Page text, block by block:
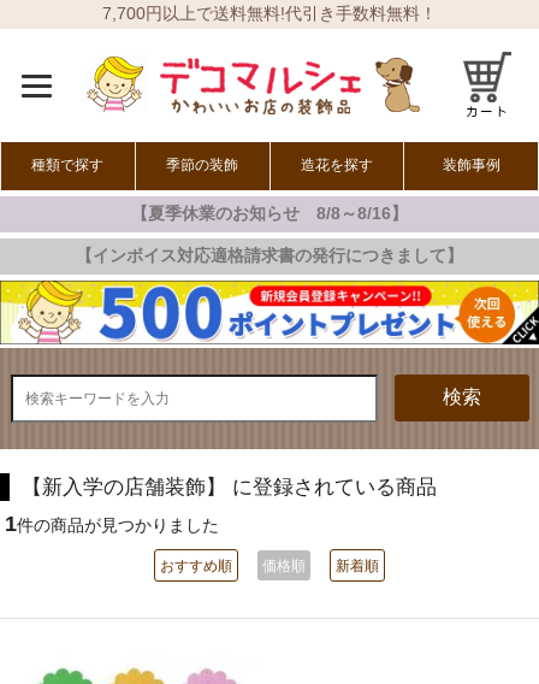
7,700円以上で送料無料!代引き手数料無料！
種類で探す 季節の装飾
春の装飾
夏の装飾
秋の装飾
冬の装飾
オールシーズン
造花を探す 装飾事例
【夏季休業のお知らせ 8/8～8/16】
【インボイス対応適格請求書の発行につきまして】
検索
【新入学の店舗装飾】 に登録されている商品
1件の商品が見つかりました
おすすめ順 価格順 新着順